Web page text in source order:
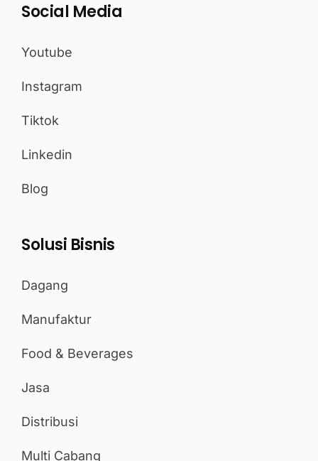
Social Media
Youtube
Instagram
Tiktok
Linkedin
Blog
Solusi Bisnis
Dagang
Manufaktur
Food & Beverages
Jasa
Distribusi
Multi Cabang